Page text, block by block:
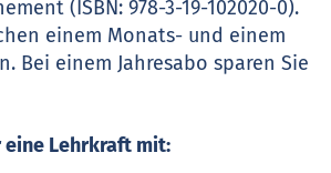
(ISBN: 978-3-19-102020-0).
einem Monats- und einem
Bei einem Jahresabo sparen Sie
Lehrkraft mit: